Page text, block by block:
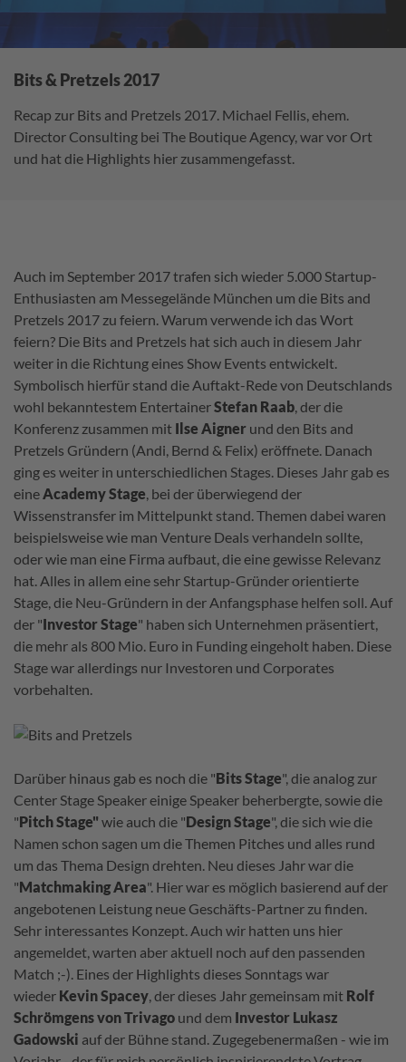
Bits & Pretzels 2017
Recap zur Bits and Pretzels 2017. Michael Fellis, ehem.
Director Consulting bei The Boutique Agency, war vor Ort
und hat die Highlights hier zusammengefasst.
Auch im September 2017 trafen sich wieder 5.000 Startup-
Enthusiasten am Messegelände München um die Bits and
Pretzels 2017 zu feiern. Warum verwende ich das Wort
feiern? Die Bits and Pretzels hat sich auch in diesem Jahr
weiter in die Richtung eines Show Events entwickelt.
Symbolisch hierfür stand die Auftakt-Rede von Deutschlands
wohl bekanntestem EntertainerStefan Raab, der die
Konferenz zusammen mit Ilse Aigner und den Bits and
Pretzels Gründern (Andi, Bernd & Felix) eröffnete. Danach
ging es weiter in unterschiedlichen Stages. Dieses Jahr gab es
eineAcademy Stage, bei der überwiegend der
Wissenstransfer im Mittelpunkt stand. Themen dabei waren
beispielsweise wie man Venture Deals verhandeln sollte,
oder wie man eine Firma aufbaut, die eine gewisse Relevanz
hat. Alles in allem eine sehr Startup-Gründer orientierte
Stage, die Neu-Gründern in der Anfangsphase helfen soll. Auf
der "Investor Stage" haben sich Unternehmen präsentiert,
die mehr als 800 Mio. Euro in Funding eingeholt haben. Diese
Stage war allerdings nur Investoren und Corporates
vorbehalten.
Darüber hinaus gab es noch die "Bits Stage", die analog zur
Center Stage Speaker einige Speaker beherbergte, sowie die
"Pitch Stage" wie auch die "Design Stage", die sich wie die
Namen schon sagen um die Themen Pitches und alles rund
um das Thema Design drehten. Neu dieses Jahr war die
"Matchmaking Area". Hier war es möglich basierend auf der
angebotenen Leistung neue Geschäfts-Partner zu finden.
Sehr interessantes Konzept. Auch wir hatten uns hier
angemeldet, warten aber aktuell noch auf den passenden
Match ;-). Eines der Highlights dieses Sonntags war
wieder Kevin Spacey, der dieses Jahr gemeinsam mit Rolf
Schrömgens von Trivago und dem Investor Lukasz
Gadowski auf der Bühne stand. Zugegebenermaßen - wie im